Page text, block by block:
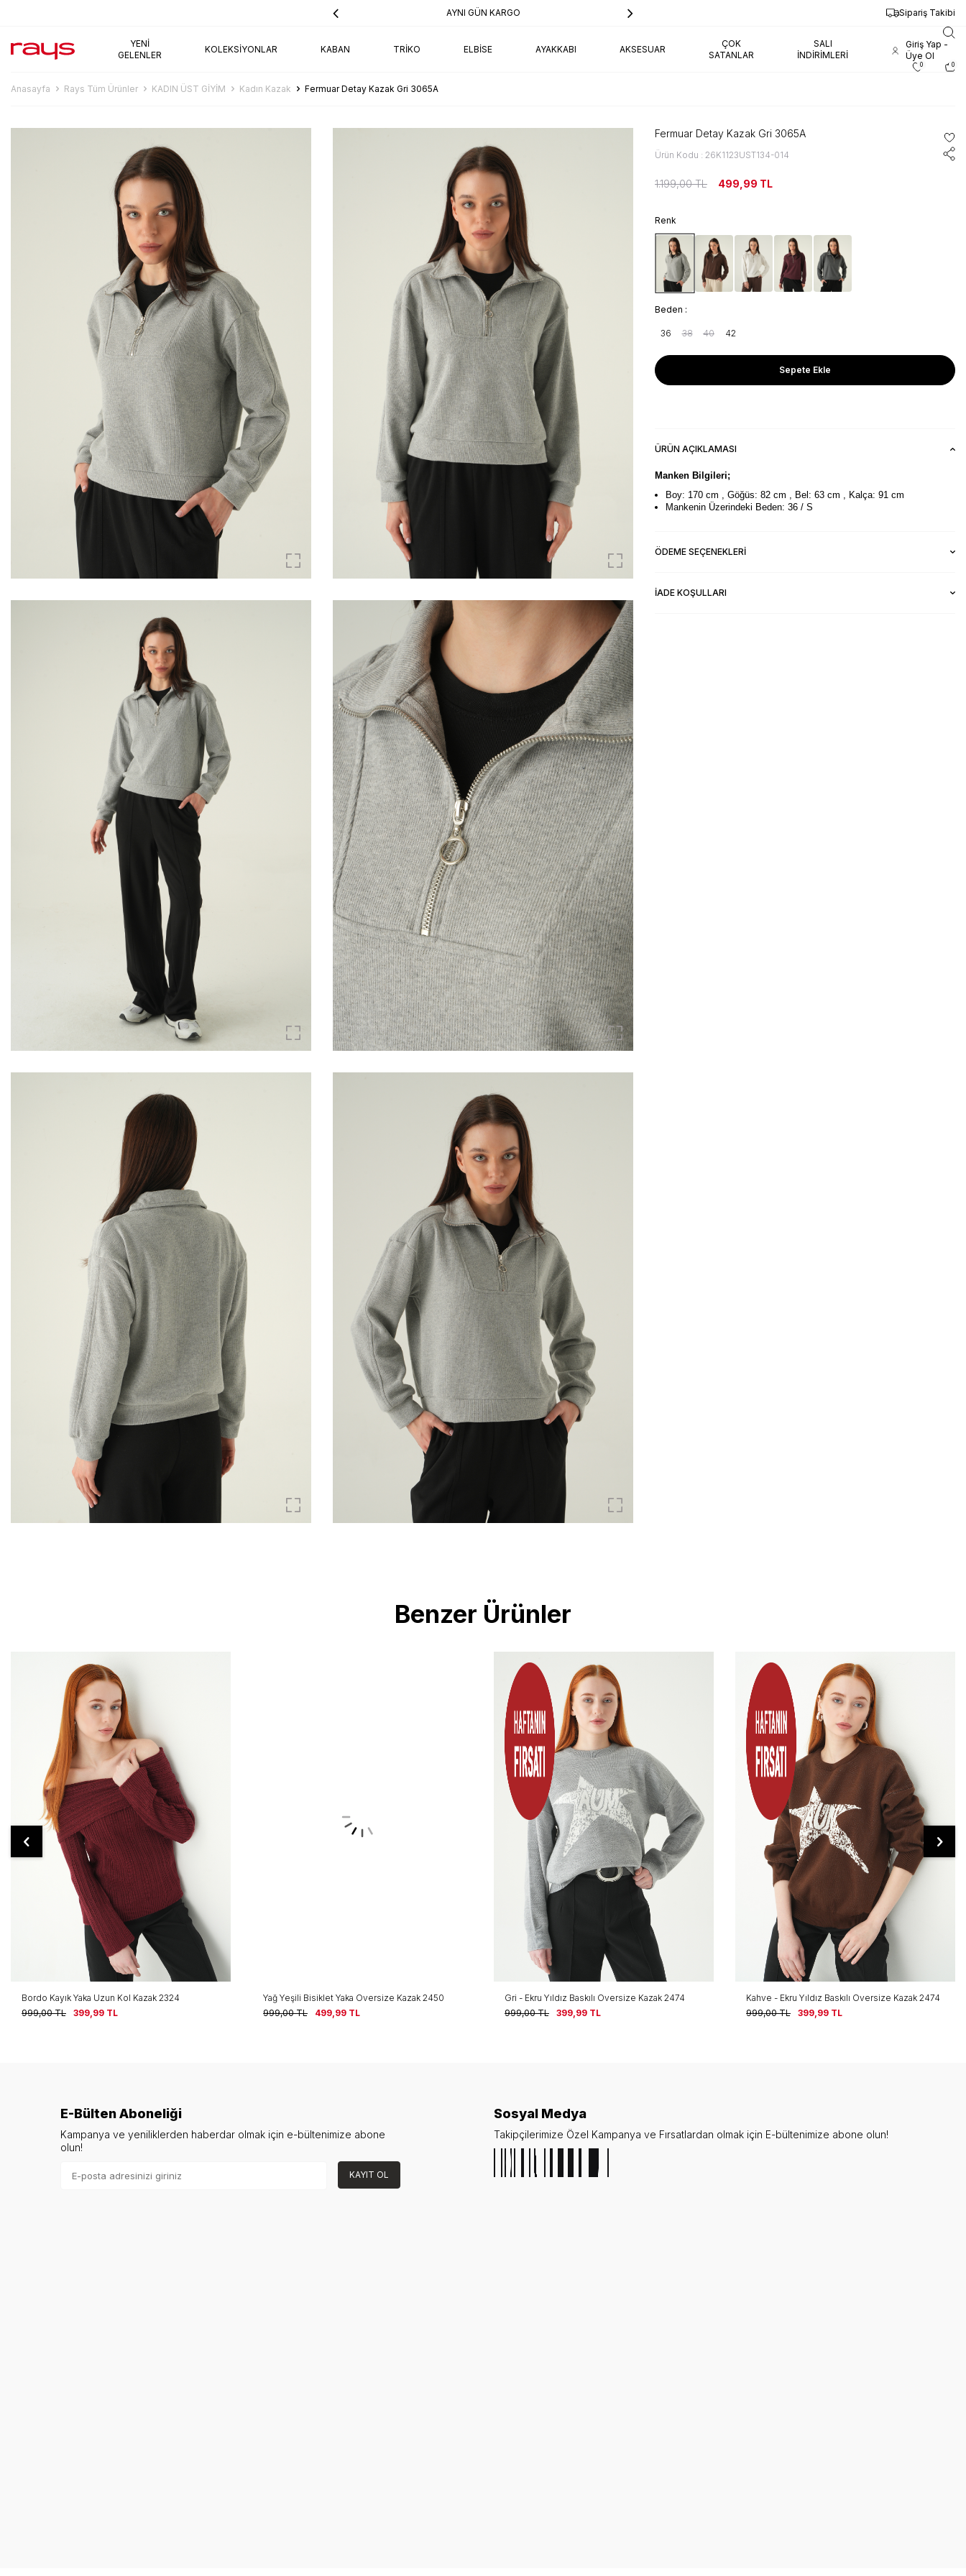
AYNI GÜN KARGO Sipariş Takibi
YENI
GELENLER
KOLEKSIYONLAR KABAN TRIKO ELBISE AYAKKABI AKSESUAR
ÇOK
SATANLAR
SALI
İNDIRIMLERI
Giriş Yap -
Üye Ol
0 0
Anasayfa Rays Tüm Ürünler KADIN ÜST GİYİM Kadın Kazak Fermuar Detay Kazak Gri 3065A
Fermuar Detay Kazak Gri 3065A
Ürün Kodu : 26K1123UST134-014
1.199,00TL 499,99 TL
Renk
Beden :
36 38 40 42
Sepete Ekle
ÜRÜN AÇIKLAMASI
Manken Bilgileri;
Boy: 170 cm , Göğüs: 82 cm , Bel: 63 cm , Kalça: 91 cm
Mankenin Üzerindeki Beden: 36 / S
ÖDEME SEÇENEKLERI
İADE KOŞULLARI
Benzer Ürünler
Bordo Kayık Yaka Uzun Kol Kazak 2324
999,00TL 399,99 TL
Yağ Yeşili Bisiklet Yaka Oversize Kazak 2450
999,00TL 499,99 TL
Gri - Ekru Yıldız Baskılı Oversize Kazak 2474
999,00TL 399,99 TL
Kahve - Ekru Yıldız Baskılı Oversize Kazak 2474
999,00TL 399,99 TL
E-Bülten Aboneliği
Kampanya ve yeniliklerden haberdar olmak için e-bültenimize abone
olun!
KAYIT OL
Sosyal Medya
Takipçilerimize Özel Kampanya ve Fırsatlardan olmak için E-bültenimize abone olun!